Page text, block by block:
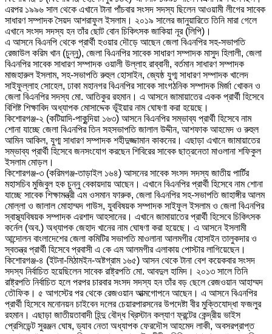
এরপর ১৯৯৬ সাল থেকে এখানে টানা পাঁচবার সংসদ সদস্য ছিলেন আওয়ামী লীগের সাবেক
সাধারণ সম্পাদক সৈয়দ আশরাফুল ইসলাম। ২০১৯ সালের জানুয়ারিতে তিনি মারা গেলে
এখানে সংসদ সদস্য হন তাঁর ছোট বোন চিকিৎসক জাকিয়া নূর (লিপি)।
এ আসনে বিএনপি থেকে প্রার্থী হওয়ার দৌড়ে আছেন জেলা বিএনপির সহ-সভাপতি
রেজাউল করিম খান (চুন্নু), জেলা বিএনপির সাবেক সাধারণ সম্পাদক মাসুদ হিলালী, জেলা
বিএনপির সাবেক সাধারণ সম্পাদক ওয়ালী উল্লাহ রাব্বানী, বর্তমান সাধারণ সম্পাদক
মাজহারুল ইসলাম, সহ-সভাপতি রুহুল হোসাইন, জ্যেষ্ঠ যুগ্ম সাধারণ সম্পাদক খালেদ
সাইফুল্লাহ সোহেল, ঢাকা মহানগর বিএনপির সাবেক সাংগঠনিক সম্পাদক মির্জা খোকন ও
জেলা বিএনপির সদস্য মো. আতিকুর রহমান। এ আসনে জামায়াতের একক প্রার্থী হিসেবে
বিশিষ্ট শিক্ষাবিদ অধ্যাপক মোসাদ্দেক ভূঁইয়ার নাম ঘোষণা করা হয়েছে।
কিশোরগঞ্জ-২ (কটিয়াদি-পাকুন্দিয়া ১৬৩) আসনে বিএনপির সম্ভাব্য প্রার্থী হিসেবে নাম
শোনা যাচ্ছে জেলা বিএনপির তিন সহসভাপতি জালাল উদ্দীন, আশফাক আহমেদ ও রুহুল
আমিন আকিল, যুগ্ম সাধারণ সম্পাদক শহীদুজ্জামান কাকনের। এছাড়া এখানে জামায়াতের
সম্ভাব্য প্রার্থী হিসেবে জনসংযোগ করছেন শিবিরের সাবেক ছাত্রনেতা মাওলানা শফিকুল
ইসলাম মোড়ল।
কিশোরগঞ্জ-৩ (করিমগঞ্জ-তাড়াইল ১৬৪) আসনের সাবেক সংসদ সদস্য জাতীয় পার্টির
মহাসচিব মুজিবুল হক চুন্নু বেকায়দায় আছেন। এখানে বিএনপির প্রার্থী হিসেবে নাম শোনা
যাচ্ছে সাবেক শিক্ষামন্ত্রী এম ওসমান ফারুক, জেলা বিএনপির সহ-সভাপতি জাহাঙ্গীর আলম
মোল্লা ও জালাল মোহাম্মদ গাউস, যুববিষয়ক সম্পাদক সাইফুল ইসলাম ও জেলা বিএনপির
স্বাস্থ্যবিষয়ক সম্পাদক এরশাদ আহসানের। এখানে জামায়াতের প্রার্থী হিসেবে চিকিৎসক
কর্নেল (অব.) অধ্যাপক জেহাদ খানের নাম ঘোষণা করা হয়েছে। এ আসনে ইসলামী
আন্দোলন বাংলাদেশের জেলা কমিটির সভাপতি মাওলানা আলমগীর হোসাইন তালুকদার ও
স্বতন্ত্র প্রার্থী হিসেবে প্রবাসী এ কে এম আলমগীর এলাকায় পোস্টার লাগিয়েছেন।
কিশোরগঞ্জ-৪ (ইটনা-মিঠামইন-অষ্টগ্রাম ১৬৫) আসন থেকে টানা বেশ কয়েকবার সংসদ
সদস্য নির্বাচিত হয়েছিলেন সাবেক রাষ্ট্রপতি মো. আবদুল হামিদ। ২০১৩ সালে তিনি
রাষ্ট্রপতি নির্বাচিত হলে পরপর চারবার সংসদ সদস্য হন তাঁর বড় ছেলে রেজওয়ান আহাম্মদ
তৌফিক। ৫ আগস্টের পর থেকে রেজওয়ান আত্মগোপনে আছেন। এ আসনে বিএনপির
প্রার্থী হিসেবে মনোনয়ন চাইবেন দলের চেয়ারপারসনের উপদেষ্টা বীর মুক্তিযোদ্ধা ফজলুর
রহমান। এছাড়া জাতীয়তাবাদী হিন্দু বৌদ্ধ খ্রিস্টান কল্যাণ ফ্রন্টের কেন্দ্রীয় ভাইস
প্রেসিডেন্ট সুরঞ্জন ঘোষ, ড্যাব নেতা অধ্যাপক ফেরদৌস আহমেদ লাকী, অবসরপ্রাপ্ত